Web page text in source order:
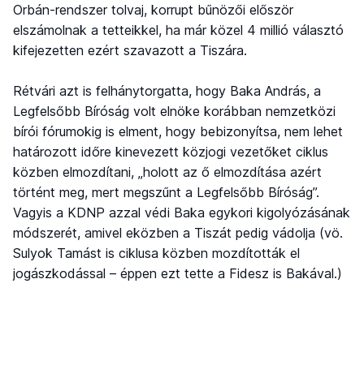
Orbán-rendszer tolvaj, korrupt bűnözői először
elszámolnak a tetteikkel, ha már közel 4 millió választó
kifejezetten ezért szavazott a Tiszára.
Rétvári azt is felhánytorgatta, hogy Baka András, a
Legfelsőbb Bíróság volt elnöke korábban nemzetközi
bírói fórumokig is elment, hogy bebizonyítsa, nem lehet
határozott időre kinevezett közjogi vezetőket ciklus
közben elmozdítani, „holott az ő elmozdítása azért
történt meg, mert megszűnt a Legfelsőbb Bíróság”.
Vagyis a KDNP azzal védi Baka egykori kigolyózásának
módszerét, amivel eközben a Tiszát pedig vádolja (vö.
Sulyok Tamást is ciklusa közben mozdították el
jogászkodással – éppen ezt tette a Fidesz is Bakával.)